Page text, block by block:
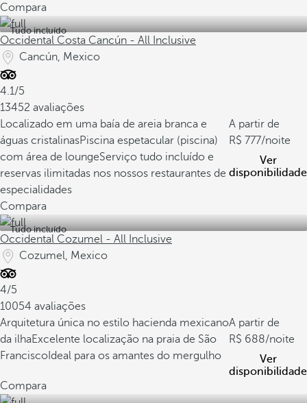
Compara
Tudo incluído
Occidental Costa Cancún - All Inclusive
Cancún, Mexico
4.1/5
13452 avaliações
Localizado em uma baía de areia branca e
águas cristalinasPiscina espetacular (piscina)
com área de loungeServiço tudo incluído e
reservas ilimitadas nos nossos restaurantes de
especialidades
A partir de
777/noite
Ver
disponibilidade
Compara
Tudo incluído
Occidental Cozumel - All Inclusive
Cozumel, Mexico
4/5
10054 avaliações
Arquitetura única no estilo hacienda mexicano
da ilhaExcelente localização na praia de São
Francisco Ideal para os amantes do mergulho
A partir de
688/noite
Ver
disponibilidade
Compara